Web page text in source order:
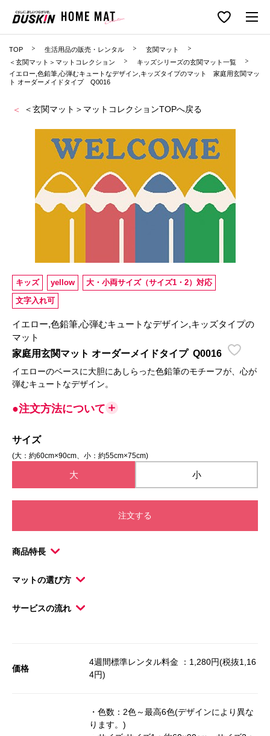
TOP 生活用品の販売・レンタル
玄関マット
＜玄関マット＞マットコレクション
キッズシリーズの玄関マット一覧
イエロー,色鉛筆,心弾むキュートなデザイン,キッズタイプのマット 家庭用玄関マッ
ト オーダーメイドタイプ Q0016
＜玄関マット＞マットコレクションTOPへ戻る
キッズ yellow
大・小両サイズ（サイズ1・2）対応
文字入れ可
イエロー,色鉛筆,心弾むキュートなデザイン,キッズタイプの
マット
家庭用玄関マット オーダーメイドタイプ Q0016
イエローのベースに大胆にあしらった色鉛筆のモチーフが、心が
弾むキュートなデザイン。
●注文方法について
サイズ
(大：約60cm×90cm、小：約55cm×75cm)
大 小
注文する
商品特長
マットの選び方
サービスの流れ
価格
4週間標準レンタル料金 ：1,280円(税抜1,16
4円)
・色数：2色～最高6色(デザインにより異な
ります。)